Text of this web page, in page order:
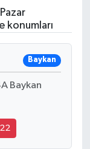
konumları
Baykan
Baykan